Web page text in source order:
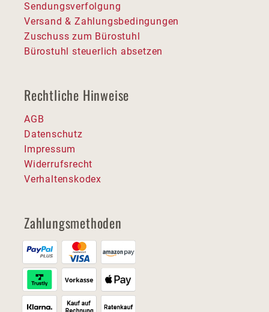
Sendungsverfolgung
Versand & Zahlungsbedingungen
Zuschuss zum Bürostuhl
Bürostuhl steuerlich absetzen
Rechtliche Hinweise
AGB
Datenschutz
Impressum
Widerrufsrecht
Verhaltenskodex
Zahlungsmethoden